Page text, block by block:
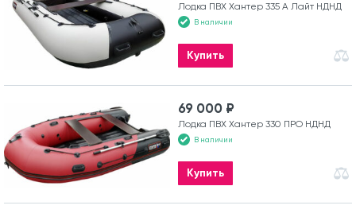
Лодка ПВХ Хантер 335 А Лайт НДНД
В наличии
Купить
69 000 ₽
Лодка ПВХ Хантер 330 ПРО НДНД
В наличии
Купить